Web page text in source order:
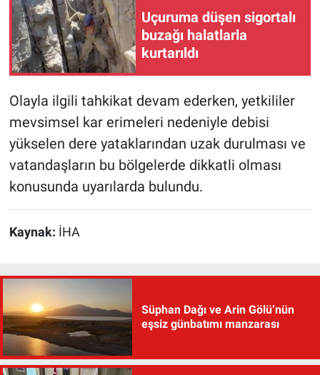
Uçuruma düşen sigortalı
buzağı halatlarla
kurtarıldı
Olayla ilgili tahkikat devam ederken, yetkililer
mevsimsel kar erimeleri nedeniyle debisi
yükselen dere yataklarından uzak durulması ve
vatandaşların bu bölgelerde dikkatli olması
konusunda uyarılarda bulundu.
Kaynak: İHA
Süphan Dağı ve Arin Gölü’nün
eşsiz günbatımı manzarası